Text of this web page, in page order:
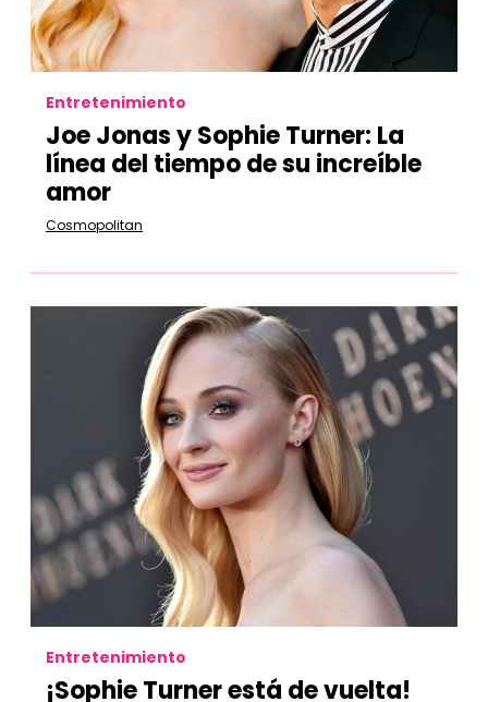
Entretenimiento
Joe Jonas y Sophie Turner: La
línea del tiempo de su increíble
amor
Cosmopolitan
Entretenimiento
¡Sophie Turner está de vuelta!